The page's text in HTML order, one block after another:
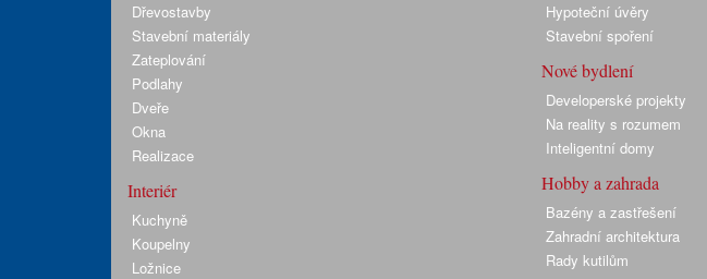
Dřevostavby
Stavební materiály
Zateplování
Podlahy
Dveře
Okna
Realizace
Interiér
Kuchyně
Koupelny
Ložnice
Hypoteční úvěry
Stavební spoření
Nové bydlení
Developerské projekty
Na reality s rozumem
Inteligentní domy
Hobby a zahrada
Bazény a zastřešení
Zahradní architektura
Rady kutilům